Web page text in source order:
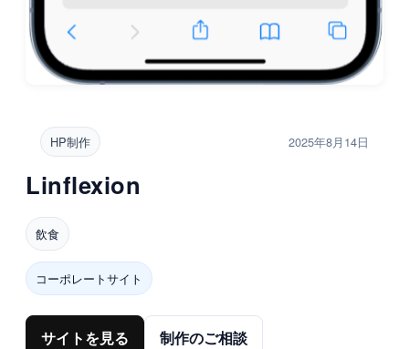
HP制作 2025年8月14日
Linflexion
飲食
コーポレートサイト
サイトを見る 制作のご相談